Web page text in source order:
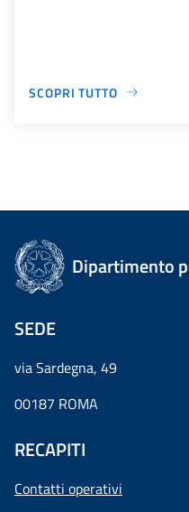
SCOPRI TUTTO
Dipartimento
SEDE
via Sardegna, 49
00187 ROMA
RECAPITI
Contatti operativi